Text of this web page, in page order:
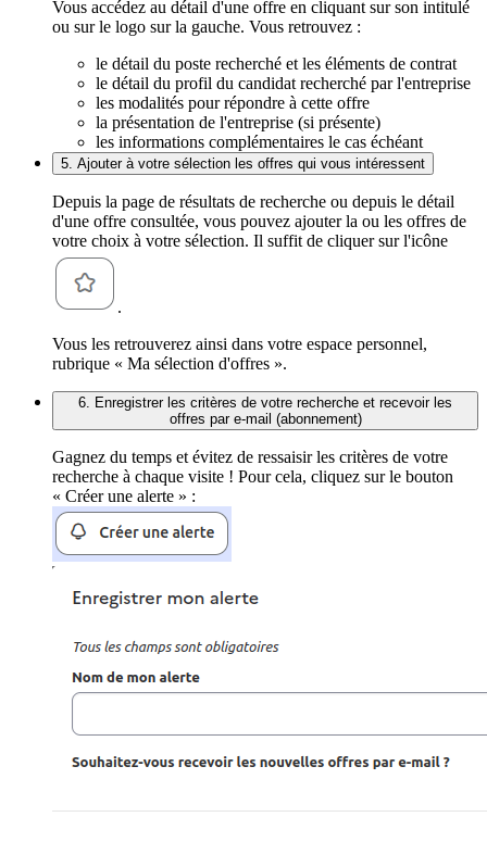
Vous accédez au détail d'une offre en cliquant sur son intitulé
ou sur le logo sur la gauche. Vous retrouvez :
le détail du poste recherché et les éléments de contrat
le détail du profil du candidat recherché par l'entreprise
les modalités pour répondre à cette offre
la présentation de l'entreprise (si présente)
les informations complémentaires le cas échéant
5. Ajouter à votre sélection les offres qui vous intéressent
Depuis la page de résultats de recherche ou depuis le détail
d'une offre consultée, vous pouvez ajouter la ou les offres de
votre choix à votre sélection. Il suffit de cliquer sur l'icône
.
Vous les retrouverez ainsi dans votre espace personnel,
rubrique « Ma sélection d'offres ».
6. Enregistrer les critères de votre recherche et recevoir les
offres par e-mail (abonnement)
Gagnez du temps et évitez de ressaisir les critères de votre
recherche à chaque visite ! Pour cela, cliquez sur le bouton
« Créer une alerte » :